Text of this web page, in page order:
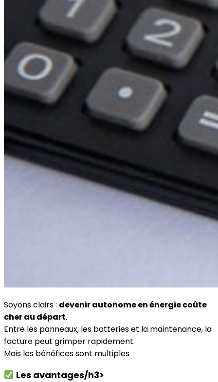
Soyons clairs : devenir autonome en énergie coûte
cher au départ.
Entre les panneaux, les batteries et la maintenance, la
facture peut grimper rapidement.
Mais les bénéfices sont multiples
Les avantages/h3>